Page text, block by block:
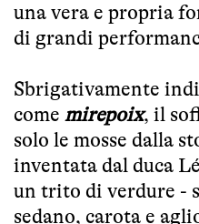
una vera e propria
di grandi
Sbrigativamente
come mirepoix, il
solo le mosse dalla
inventata dal duca
un trito di verdure -
sedano, carota e